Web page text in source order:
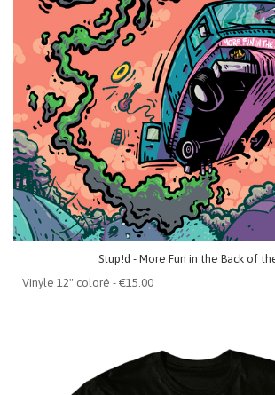
Stup!d - More Fun in the Back of